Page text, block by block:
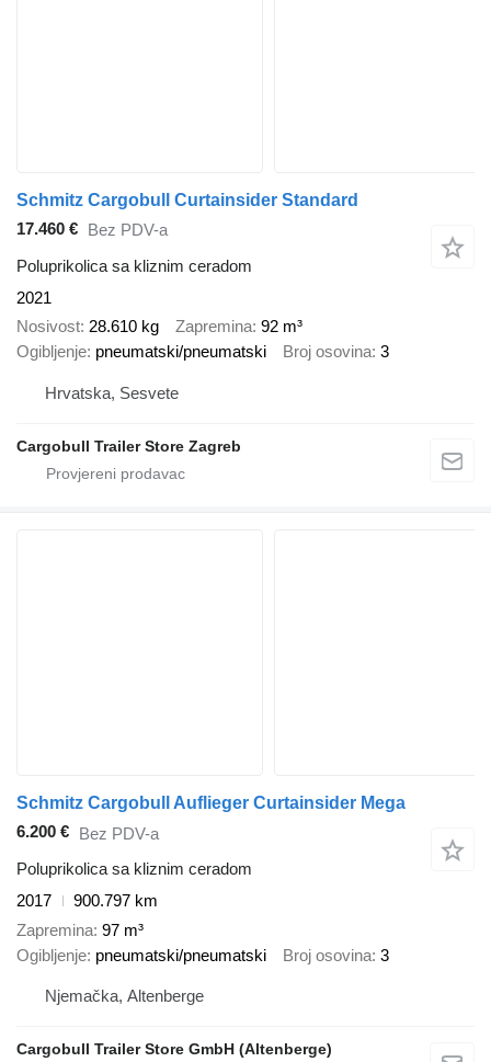
Schmitz Cargobull Curtainsider Standard
17.460 €
Bez PDV-a
Poluprikolica sa kliznim ceradom
2021
Nosivost 28.610 kg Zapremina 92 m³
Ogibljenje pneumatski/pneumatski Broj osovina 3
Hrvatska, Sesvete
Cargobull Trailer Store Zagreb
Schmitz Cargobull Auflieger Curtainsider Mega
6.200 € Bez PDV-a
Poluprikolica sa kliznim ceradom
2017
900.797 km
Zapremina 97 m³
Ogibljenje pneumatski/pneumatski Broj osovina 3
Njemačka, Altenberge
Cargobull Trailer Store GmbH (Altenberge)